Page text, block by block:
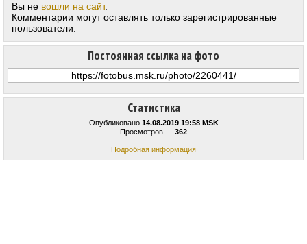
Статистика
Опубликовано 14.08.2019 19:58 MSK
Просмотров — 362
Подробная информация
Постоянная ссылка на фото
Вы не вошли на сайт.
Комментарии могут оставлять только зарегистрированные
пользователи.